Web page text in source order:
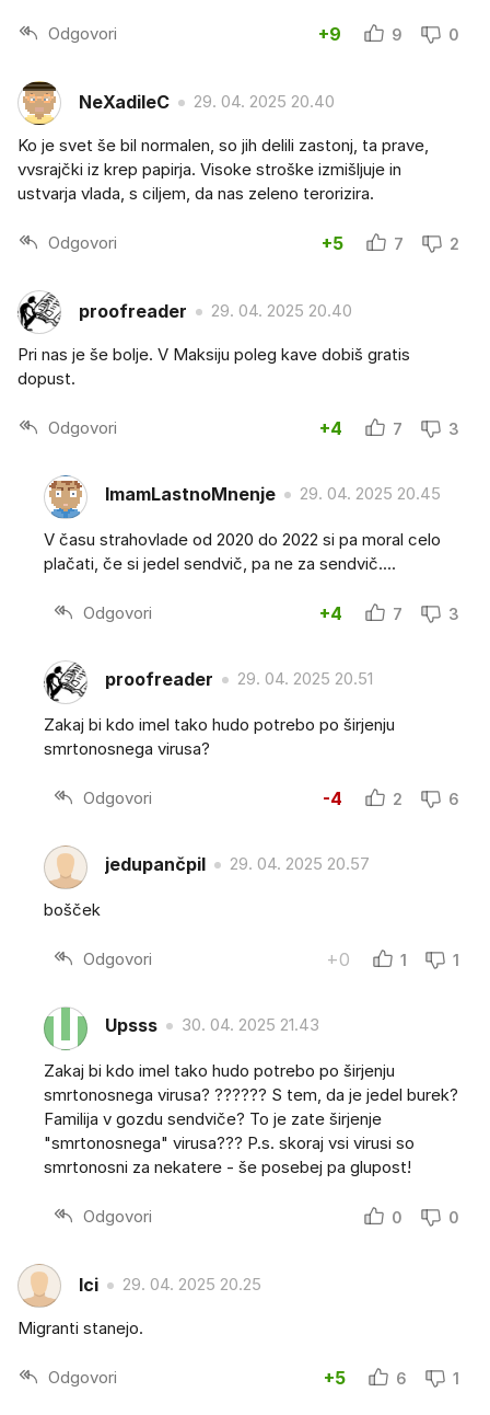
Odgovori +9 9 0
NeXadileC 29. 04. 2025 20.40
Ko je svet še bil normalen, so jih delili zastonj, ta prave,
vvsrajčki iz krep papirja. Visoke stroške izmišljuje in
ustvarja vlada, s ciljem, da nas zeleno terorizira.
Odgovori +5 7 2
proofreader 29. 04. 2025 20.40
Pri nas je še bolje. V Maksiju poleg kave dobiš gratis
dopust.
Odgovori +4 7 3
ImamLastnoMnenje 29. 04. 2025 20.45
V času strahovlade od 2020 do 2022 si pa moral celo
plačati, če si jedel sendvič, pa ne za sendvič....
Odgovori +4 7 3
proofreader 29. 04. 2025 20.51
Zakaj bi kdo imel tako hudo potrebo po širjenju
smrtonosnega virusa?
Odgovori -4 2 6
jedupančpil 29. 04. 2025 20.57
bošček
Odgovori +0 1 1
Upsss 30. 04. 2025 21.43
Zakaj bi kdo imel tako hudo potrebo po širjenju
smrtonosnega virusa? ?????? S tem, da je jedel burek?
Familija v gozdu sendviče? To je zate širjenje
"smrtonosnega" virusa??? P.s. skoraj vsi virusi so
smrtonosni za nekatere - še posebej pa glupost!
Odgovori 0 0
Ici 29. 04. 2025 20.25
Migranti stanejo.
Odgovori +5 6 1